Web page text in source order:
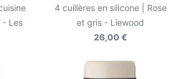
- Les
4 cuillères en silicone | Rose
et gris - Liewood
26,00 €